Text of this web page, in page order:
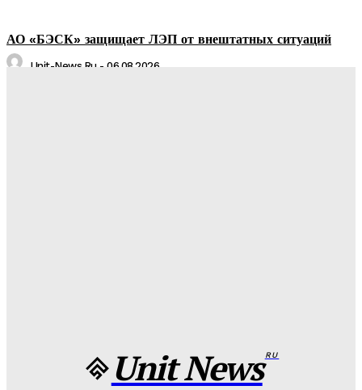
АО «БЭСК» защищает ЛЭП от внештатных ситуаций
Unit-News.ru - 06.08.2026
Unit News RU